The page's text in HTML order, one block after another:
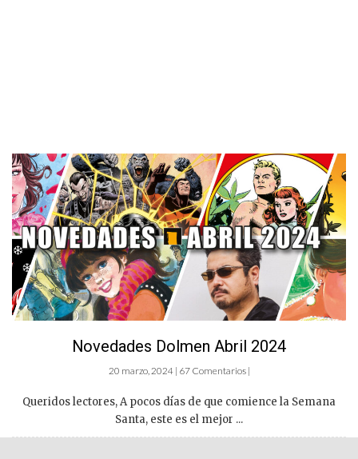
Novedades Dolmen Abril 2024
20 marzo, 2024 | 67 Comentarios |
Queridos lectores, A pocos días de que comience la Semana
Santa, este es el mejor ...